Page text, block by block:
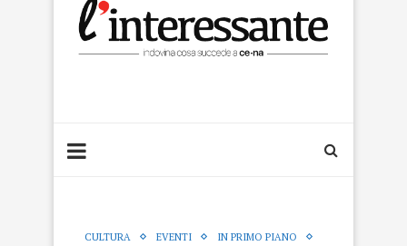
CULTURA EVENTI
IN PRIMO PIANO